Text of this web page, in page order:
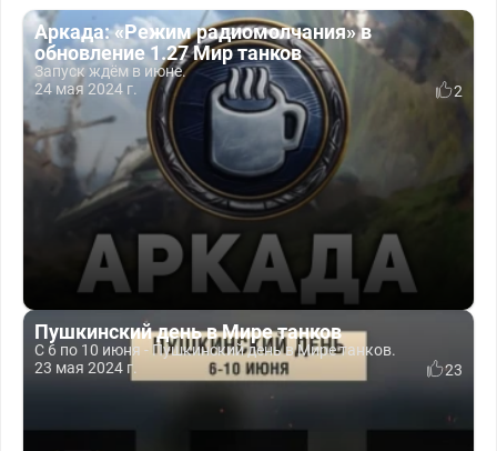
Аркада: «Режим радиомолчания» в
обновление 1.27 Мир танков
Запуск ждём в июне.
24 мая 2024 г.
2
Пушкинский день в Мире танков
С 6 по 10 июня - Пушкинский день в Мире танков.
23 мая 2024 г.
23